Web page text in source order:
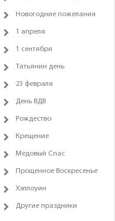
Новогодние пожелания
1 апреля
1 сентября
Татьянин день
23 февраля
День ВДВ
Рождество
Крещение
Медовый Спас
Прощенное Воскресенье
Хэллоуин
Другие праздники